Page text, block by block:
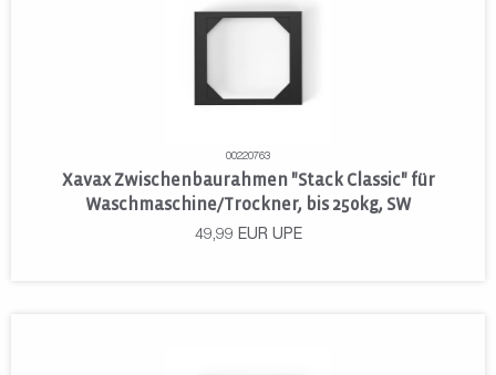
00220763
Xavax Zwischenbaurahmen "Stack Classic" für
Waschmaschine/Trockner, bis 250kg, SW
49,99 EUR UPE